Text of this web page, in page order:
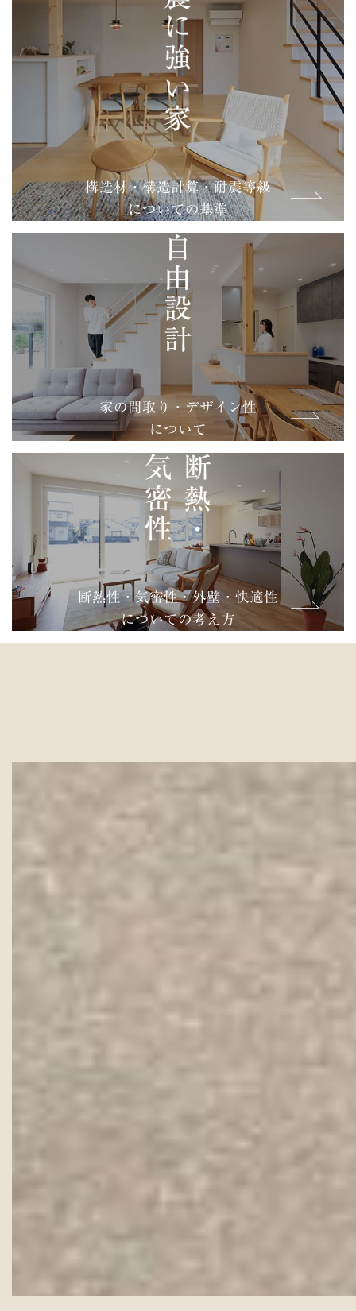
地震に強い家
構造材・構造計算・耐震等級
についての基準
自由設計
家の間取り・デザイン性
について
断熱・
気密性
断熱性・気密性・外壁・快適性
についての考え方